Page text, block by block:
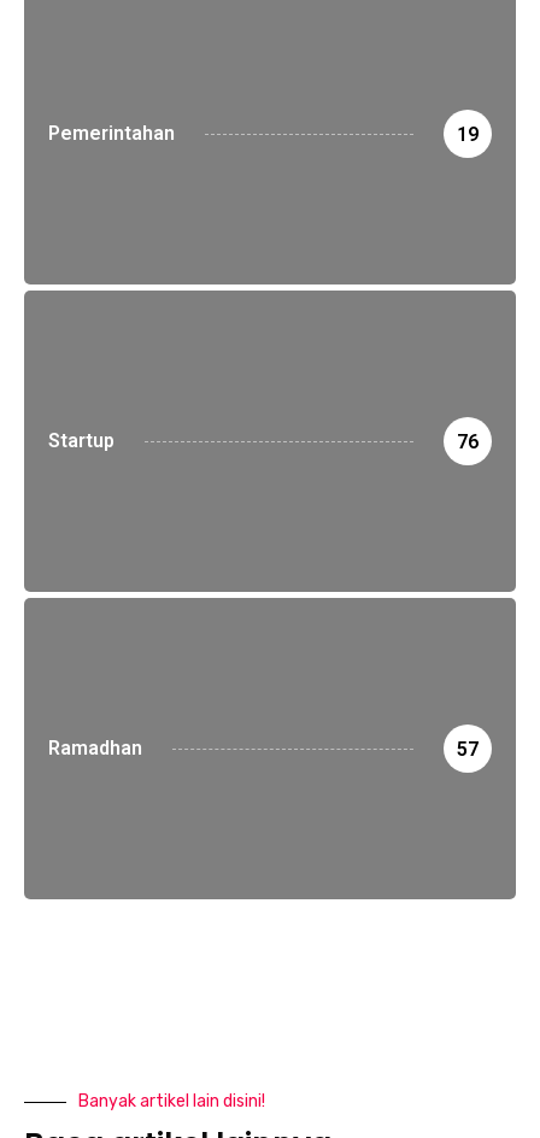
Pemerintahan 19
Startup 76
Ramadhan 57
Banyak artikel lain disini!